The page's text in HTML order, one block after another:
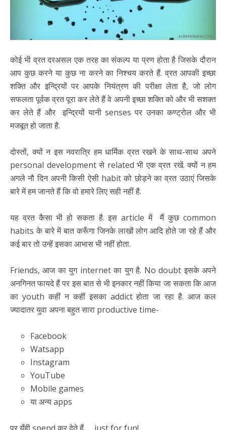
कोई भी व्रत दरअसल एक तरह का संकल्प या प्रण होता है जिसके दौरान
आप कुछ करने या कुछ ना करने का निश्चय करते हैं. व्रत आपकी इच्छा
शक्ति और इन्द्रियों पर आपके नियंत्रण की परीक्षा लेता है, जो लोग
सफलता पूर्वक व्रत पूरा कर लेते हैं वे अपनी इच्छा शक्ति को और भी सशक्त
कर लेते हैं और इन्द्रियों यानी senses पर उनका कण्ट्रोल और भी
मजबूत हो जाता है.
दोस्तों, क्यों न इस नवरात्रि हम धार्मिक व्रत रखने के साथ-साथ अपने
personal development से related भी एक व्रत रखें. क्यों न हम
अगले नौ दिन अपनी किसी ऐसी habit को छोड़ने का व्रत उठाएं जिसके
बारे में हम जानते हैं कि वो हमारे लिए सही नहीं है.
यह व्रत कैसा भी हो सकता है. इस article में मैं कुछ common
habits के बारे में बात करूँगा जिनके लाखों लोग आदि होते जा रहे हैं और
कई बार तो उन्हें इसका आभास भी नहीं होता.
Friends, आज का युग internet का युग है. No doubt इसके अपने
अनगिनत फायदे हैं पर इस बात से भी इनकार नहीं किया जा सकता कि आज
का youth कहीं न कहीं इसका addict होता जा रहा है. आज कल
ज्यादातर युवा अपना बहुत सारा productive time-
Facebook
Watsapp
Instagram
YouTube
Mobile games
या अन्य apps